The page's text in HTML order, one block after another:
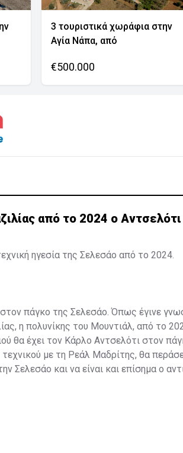
3 τουριστικά χωράφια στην
Αγία Νάπα, από
€500.000
από το 2024 ο Αντσελότι
ηγεσία της Σελεσάο από το 2024.
πάγκο της Σελεσάο. Όπως έγινε
η πολυνίκης του Μουντιάλ, από το
θα έχει τον Κάρλο Αντσελότι στον
με τη Ρεάλ Μαδρίτης, θα
Σελεσάο και να είναι και επίσημα ο